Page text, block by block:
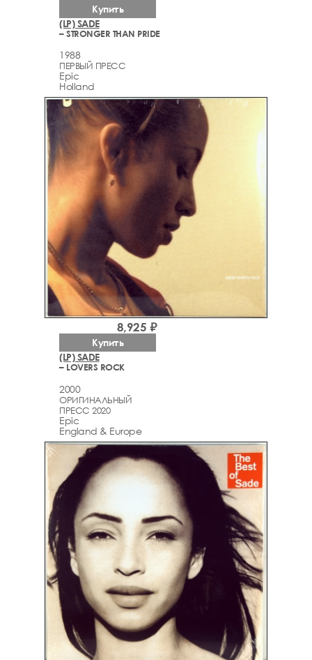
(LP) SADE
– STRONGER THAN PRIDE
1988
ПЕРВЫЙ ПРЕСС
Epic
Holland
Купить
(LP) SADE
– LOVERS ROCK
2000
ОРИГИНАЛЬНЫЙ
ПРЕСС 2020
Epic
England & Europe
8,925 ₽
Купить